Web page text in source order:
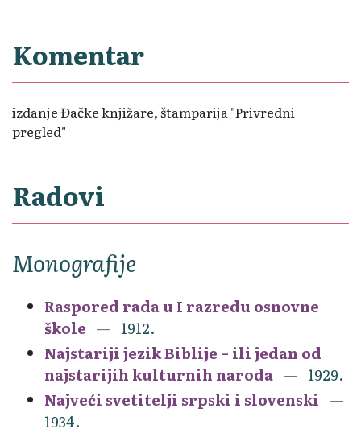
Komentar
izdanje Đačke knjižare, štamparija "Privredni
pregled"
Radovi
Monografije
Raspored rada u I razredu osnovne
škole
1912.
Najstariji jezik Biblije – ili jedan od
najstarijih kulturnih naroda
1929.
Najveći svetitelji srpski i slovenski
1934.